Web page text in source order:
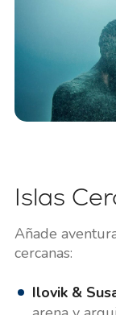
Islas
Añade
cercanas:
Ilovik &